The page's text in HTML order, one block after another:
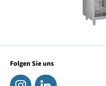
Folgen Sie uns